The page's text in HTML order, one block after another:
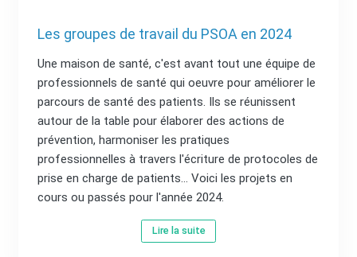
Les groupes de travail du PSOA en 2024
Une maison de santé, c'est avant tout une équipe de
professionnels de santé qui oeuvre pour améliorer le
parcours de santé des patients. Ils se réunissent
autour de la table pour élaborer des actions de
prévention, harmoniser les pratiques
professionnelles à travers l'écriture de protocoles de
prise en charge de patients... Voici les projets en
cours ou passés pour l'année 2024.
Lire la suite